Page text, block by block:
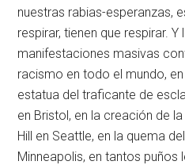
nuestras rabias-esperanzas,
respirar, tienen que respirar. Y
manifestaciones masivas
racismo en todo el mundo,
estatua del traficante de
en Bristol, en la creación de
Hill en Seattle, en la quema
Minneapolis, en tantos puños